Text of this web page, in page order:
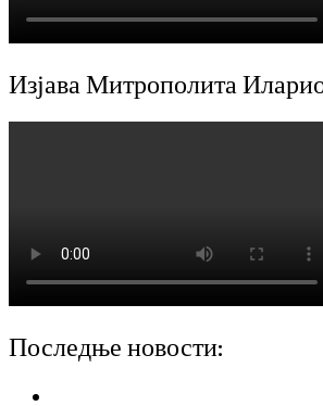
Изјава Митрополита
Последње новости: